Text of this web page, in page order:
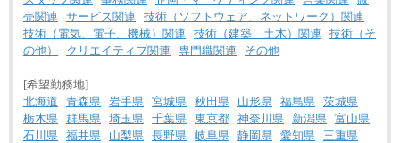
売関連
サービス関連
技術（ソフトウェア、ネットワーク）関連
技術（電気、電子、機械）関連
技術（建築、土木）関連
技術（そ
の他）
クリエイティブ関連 専門職関連 その他
[希望勤務地]
北海道
青森県 岩手県 宮城県 秋田県 山形県 福島県
茨城県
栃木県
群馬県 埼玉県 千葉県 東京都 神奈川県 新潟県
富山県
石川県
福井県 山梨県 長野県 岐阜県 静岡県 愛知県
三重県